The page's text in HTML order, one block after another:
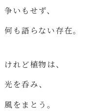
争いもせず、
何も語らない存在。
けれど植物は、
光を呑み、
風をまとう。